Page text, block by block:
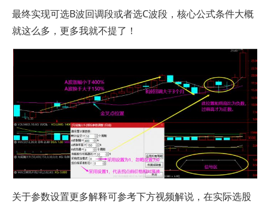
最终实现可选B波回调段或者选C波段，核心公式条件大概
就这么多，更多我就不提了！
关于参数设置更多解释可参考下方视频解说，在实际选股